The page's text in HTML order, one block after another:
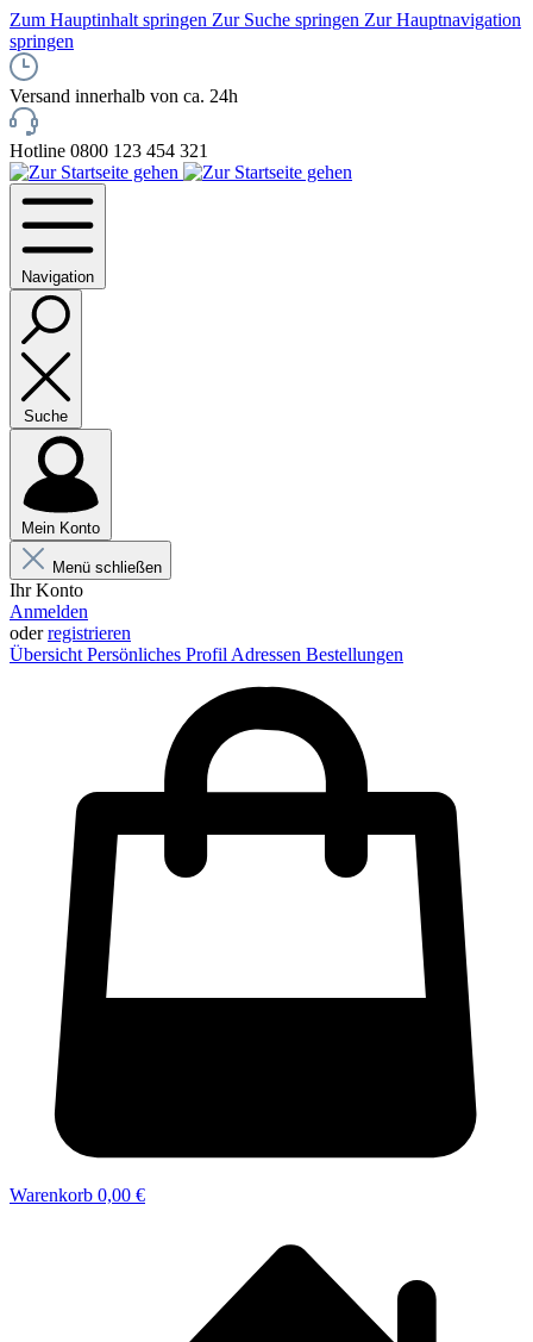
Zum Hauptinhalt springen Zur Suche springen Zur Hauptnavigation
springen
Versand innerhalb von ca. 24h
Hotline 0800 123 454 321
Navigation
Suche
Mein Konto
Menü schließen
Ihr Konto
Anmelden
oderregistrieren
Übersicht Persönliches Profil Adressen Bestellungen
Warenkorb 0,00 €